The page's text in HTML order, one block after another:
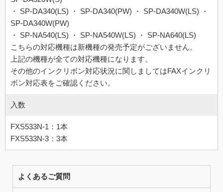
・ SP-DA340(LS) ・ SP-DA340(PW) ・ SP-DA340W(LS) ・
SP-DA340W(PW)
・ SP-NA540(LS) ・ SP-NA540W(LS) ・ SP-NA640(LS)
こちらの対応機種は新機種の発売予定がございません。
上記の機種が全ての対応機種になります。
その他のインクリボン対応状況に関しましてはFAXインクリ
ボン対応表をご確認ください。
入数
FXS533N-1：1本
FXS533N-3：3本
よくあるご質問